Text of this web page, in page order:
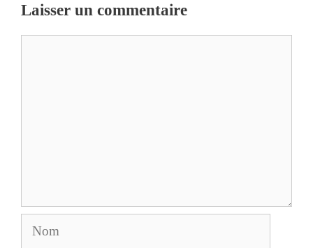
Laisser un commentaire
Nom